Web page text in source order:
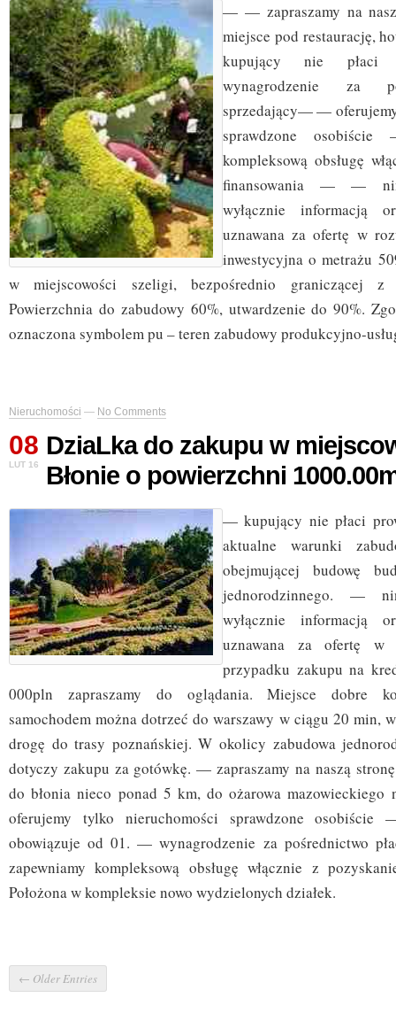
— — zapraszamy na
miejsce pod restaurację,
kupujący nie
wynagrodzenie za
sprzedający— —
sprawdzone
kompleksową obsługę
finansowania — —
wyłącznie informacją
uznawana za ofertę w
inwestycyjna o metrażu
w miejscowości szeligi, bezpośrednio graniczącej z
Powierzchnia do zabudowy 60%, utwardzenie do 90%.
oznaczona symbolem pu – teren zabudowy produkcyjno-
Nieruchomości — No Comments
08
LUT 16
DziaLka do zakupu w
Błonie o powierzchni
— kupujący nie płaci
aktualne warunki
obejmującej budowę
jednorodzinnego. —
wyłącznie informacją
uznawana za ofertę
przypadku zakupu na
000pln zapraszamy do oglądania. Miejsce dobre
samochodem można dotrzeć do warszawy w ciągu 20 min,
drogę do trasy poznańskiej. W okolicy zabudowa
dotyczy zakupu za gotówkę. — zapraszamy na naszą
do błonia nieco ponad 5 km, do ożarowa
oferujemy tylko nieruchomości sprawdzone osobiście
obowiązuje od 01. — wynagrodzenie za pośrednictwo
zapewniamy kompleksową obsługę włącznie z
Położona w kompleksie nowo wydzielonych działek.
← Older Entries